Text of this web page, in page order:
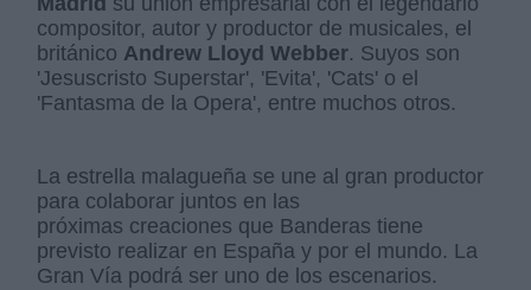
compositor, autor y productor de musicales, el
británico Andrew Lloyd Webber. Suyos son
'Jesuscristo Superstar', 'Evita', 'Cats' o el
'Fantasma de la Opera', entre muchos otros.
La estrella malagueña se une al gran productor
para colaborar juntos en las
próximas creaciones que Banderas tiene
previsto realizar en España y por el mundo. La
Gran Vía podrá ser uno de los escenarios.